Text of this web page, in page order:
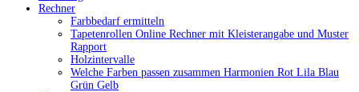
Rechner
Farbbedarf ermitteln
Tapetenrollen Online Rechner mit Kleisterangabe und Muster
Rapport
Holzintervalle
Welche Farben passen zusammen Harmonien Rot Lila Blau
Grün Gelb